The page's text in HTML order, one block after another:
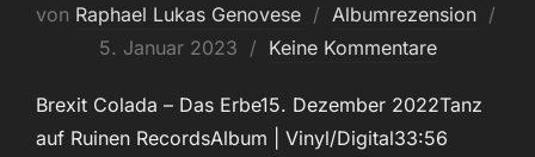
von Raphael Lukas Genovese
Albumrezension
Veröffentlicht
5. Januar 2023 Keine Kommentare
Brexit Colada – Das Erbe15. Dezember 2022Tanz
auf Ruinen RecordsAlbum | Vinyl/Digital33:56